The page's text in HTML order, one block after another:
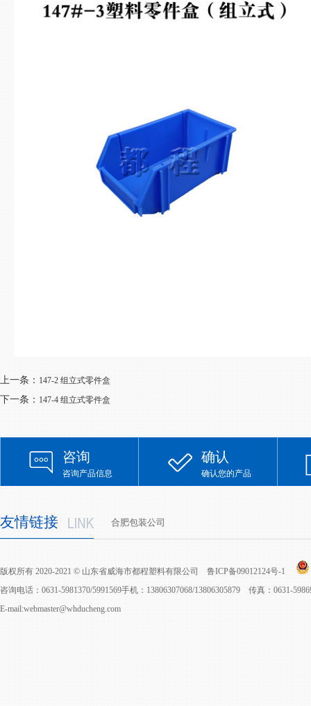
上一条： 147-2 组立式零件盒
下一条： 147-4 组立式零件盒
咨询
咨询产品信息
确认
确认您的产品
友情链接 合肥包装公司
版权所有 2020-2021 © 山东省威海市都程塑料有限公司 鲁ICP备09012124号-1
咨询电话：0631-5981370/5991569手机：13806307068/13806305879 传真：0631-
E-mail:webmaster@whducheng.com